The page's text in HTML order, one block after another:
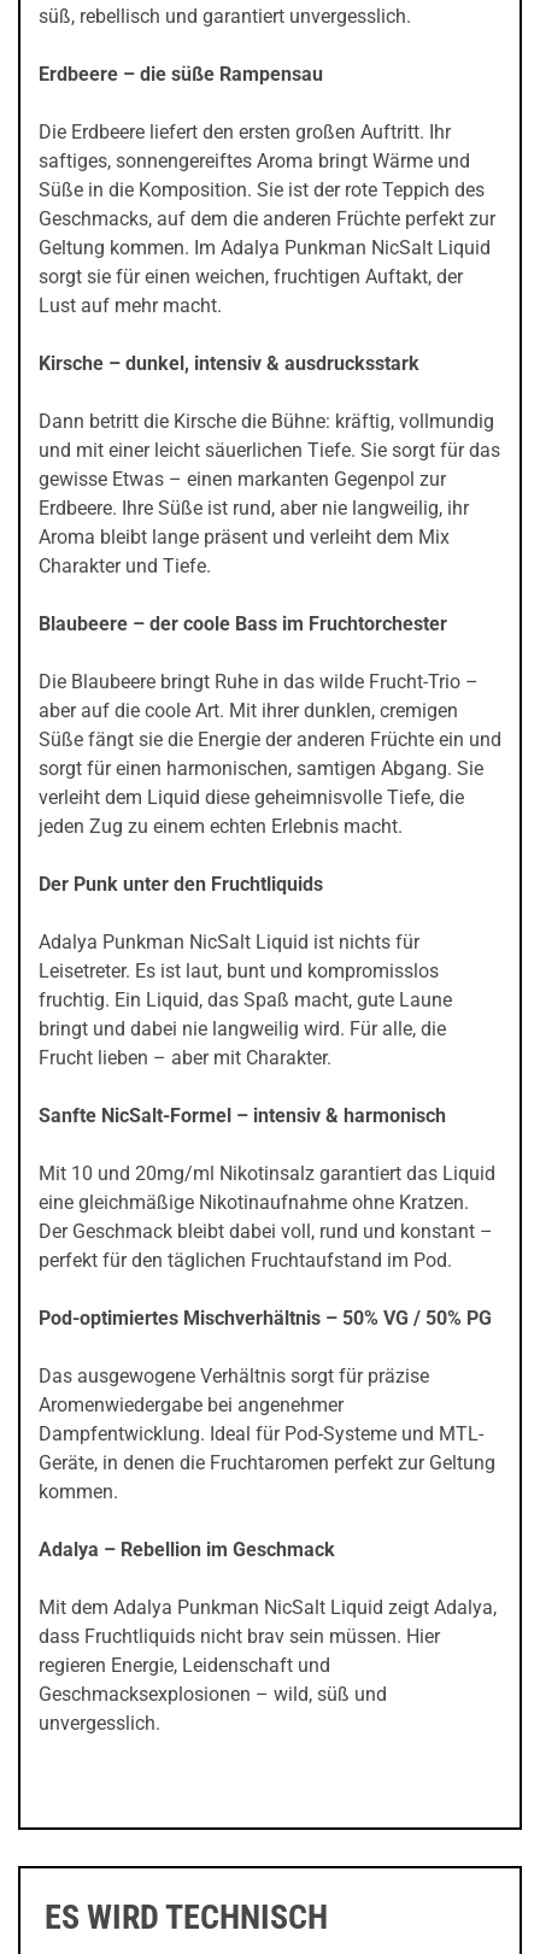
süß, rebellisch und garantiert unvergesslich.
Erdbeere – die süße Rampensau
Die Erdbeere liefert den ersten großen Auftritt. Ihr
saftiges, sonnengereiftes Aroma bringt Wärme und
Süße in die Komposition. Sie ist der rote Teppich des
Geschmacks, auf dem die anderen Früchte perfekt zur
Geltung kommen. Im Adalya Punkman NicSalt Liquid
sorgt sie für einen weichen, fruchtigen Auftakt, der
Lust auf mehr macht.
Kirsche – dunkel, intensiv & ausdrucksstark
Dann betritt die Kirsche die Bühne: kräftig, vollmundig
und mit einer leicht säuerlichen Tiefe. Sie sorgt für das
gewisse Etwas – einen markanten Gegenpol zur
Erdbeere. Ihre Süße ist rund, aber nie langweilig, ihr
Aroma bleibt lange präsent und verleiht dem Mix
Charakter und Tiefe.
Blaubeere – der coole Bass im Fruchtorchester
Die Blaubeere bringt Ruhe in das wilde Frucht-Trio –
aber auf die coole Art. Mit ihrer dunklen, cremigen
Süße fängt sie die Energie der anderen Früchte ein und
sorgt für einen harmonischen, samtigen Abgang. Sie
verleiht dem Liquid diese geheimnisvolle Tiefe, die
jeden Zug zu einem echten Erlebnis macht.
Der Punk unter den Fruchtliquids
Adalya Punkman NicSalt Liquid ist nichts für
Leisetreter. Es ist laut, bunt und kompromisslos
fruchtig. Ein Liquid, das Spaß macht, gute Laune
bringt und dabei nie langweilig wird. Für alle, die
Frucht lieben – aber mit Charakter.
Sanfte NicSalt-Formel – intensiv & harmonisch
Mit 10 und 20mg/ml Nikotinsalz garantiert das Liquid
eine gleichmäßige Nikotinaufnahme ohne Kratzen.
Der Geschmack bleibt dabei voll, rund und konstant –
perfekt für den täglichen Fruchtaufstand im Pod.
Pod-optimiertes Mischverhältnis – 50% VG / 50% PG
Das ausgewogene Verhältnis sorgt für präzise
Aromenwiedergabe bei angenehmer
Dampfentwicklung. Ideal für Pod-Systeme und MTL-
Geräte, in denen die Fruchtaromen perfekt zur Geltung
kommen.
Adalya – Rebellion im Geschmack
Mit dem Adalya Punkman NicSalt Liquid zeigt Adalya,
dass Fruchtliquids nicht brav sein müssen. Hier
regieren Energie, Leidenschaft und
Geschmacksexplosionen – wild, süß und
unvergesslich.
ES WIRD TECHNISCH